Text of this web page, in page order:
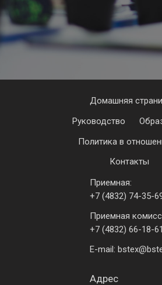
Домашняя
Руководство
Адрес
Контакты
Приемная:
+7 (4832) 74-35-
Приемная
+7 (4832) 66-18-61
E-mail:
Политика в